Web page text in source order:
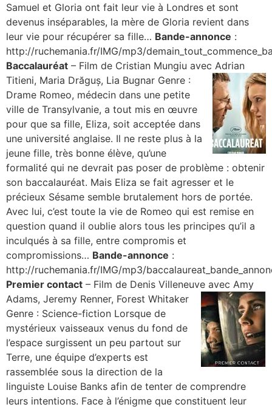
Samuel et Gloria ont fait leur vie à Londres et sont
devenus inséparables, la mère de Gloria revient dans
leur vie pour récupérer sa fille… Bande-annonce :
http://ruchemania.fr/IMG/mp3/
Baccalauréat – Film de Cristian Mungiu avec Adrian
Titieni, Maria Drăguș, Lia Bugnar Genre :
Drame Romeo, médecin dans une petite
ville de Transylvanie, a tout mis en œuvre
pour que sa fille, Eliza, soit acceptée dans
une université anglaise. Il ne reste plus à la
jeune fille, très bonne élève, qu’une
formalité qui ne devrait pas poser de problème : obtenir
son baccalauréat. Mais Eliza se fait agresser et le
précieux Sésame semble brutalement hors de portée.
Avec lui, c’est toute la vie de Romeo qui est remise en
question quand il oublie alors tous les principes qu’il a
inculqués à sa fille, entre compromis et
compromissions… Bande-annonce :
http://ruchemania.fr/IMG/mp3/
Premier contact – Film de Denis Villeneuve avec Amy
Adams, Jeremy Renner, Forest Whitaker
Genre : Science-fiction Lorsque de
mystérieux vaisseaux venus du fond de
l’espace surgissent un peu partout sur
Terre, une équipe d’experts est
rassemblée sous la direction de la
linguiste Louise Banks afin de tenter de comprendre
leurs intentions. Face à l’énigme que constituent leur